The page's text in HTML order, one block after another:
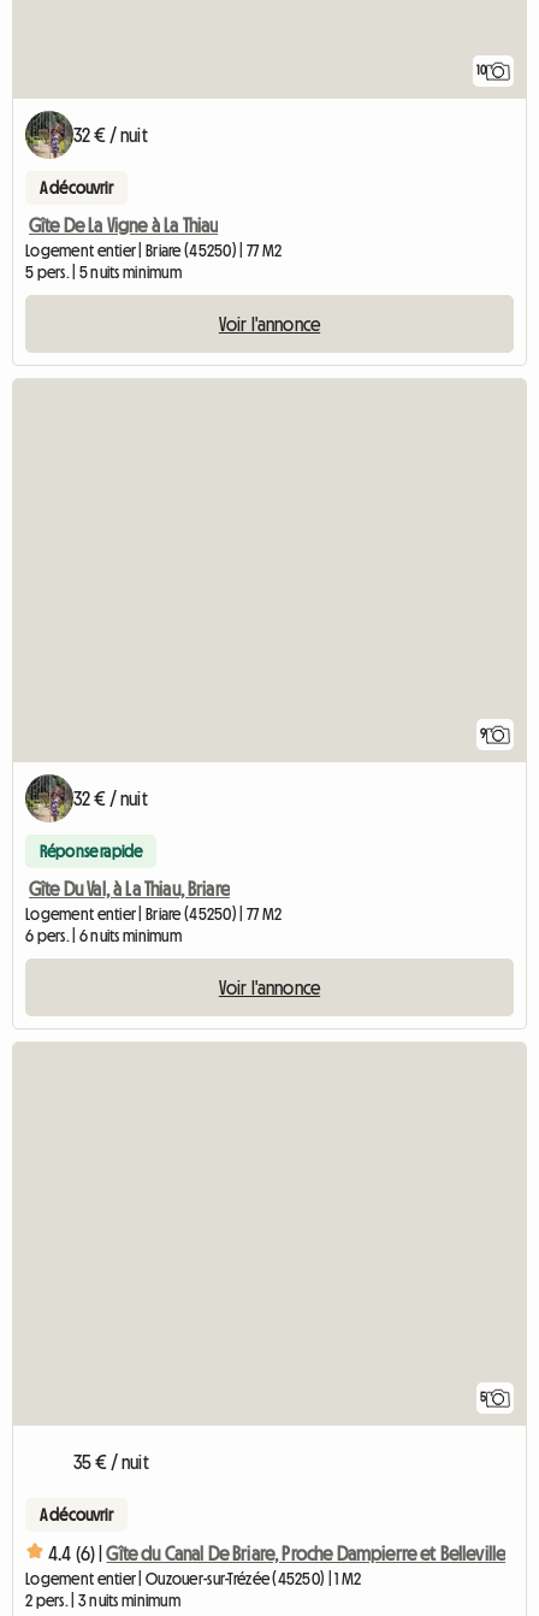
10
32 € / nuit
A découvrir
Gîte De La Vigne à La Thiau
Logement entier | Briare (45250) | 77 M2
5 pers. | 5 nuits minimum
Voir l'annonce
9
32 € / nuit
Réponse rapide
Gîte Du Val, à La Thiau, Briare
Logement entier | Briare (45250) | 77 M2
6 pers. | 6 nuits minimum
Voir l'annonce
5
35 € / nuit
A découvrir
4.4 (6) | Gîte du Canal De Briare, Proche Dampierre et Belleville
Logement entier | Ouzouer-sur-Trézée (45250) | 1 M2
2 pers. | 3 nuits minimum